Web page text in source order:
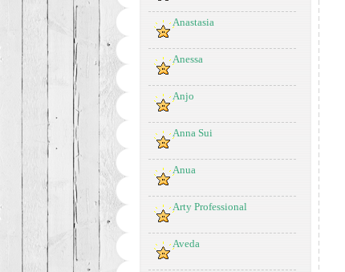
Anastasia
Anessa
Anjo
Anna Sui
Anua
Arty Professional
Aveda